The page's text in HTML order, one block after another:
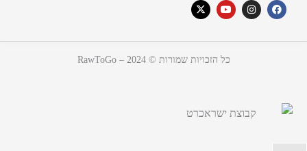
כל הזכויות שמורות © 2024 – RawToGo